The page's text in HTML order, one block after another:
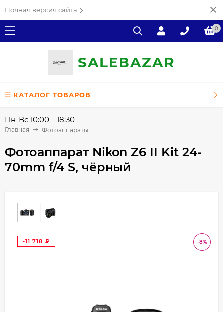
Полная версия сайта
0
SALEВAZAR
КАТАЛОГ ТОВАРОВ
Пн-Вс 10:00—18:30
Главная Фотоаппараты
Фотоаппарат Nikon Z6 II Kit 24-
70mm f/4 S, чёрный
-8%
-11 718